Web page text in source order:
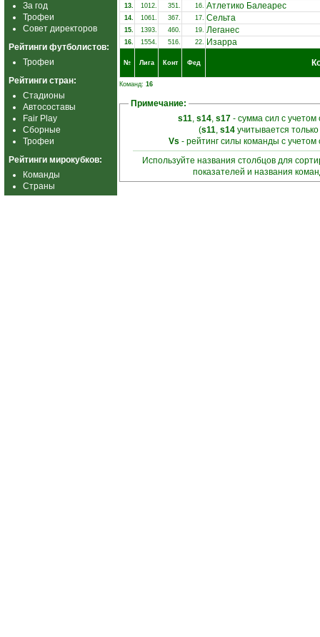
За год
Трофеи
Совет директоров
Рейтинги футболистов:
Трофеи
Рейтинги стран:
Стадионы
Автосоставы
Fair Play
Сборные
Трофеи
Рейтинги мирокубков:
Команды
Страны
13. 1012. 351. 16. Атлетико Балеарес
14. 1061. 367. 17. Сельта
15. 1393. 460. 19. Леганес
16. 1554. 516. 22. Изарра
№ Лига Конт Фед
Команд: 16
Примечание:
s11, s14, s17- сумма сил с учетом
(s11, s14 учитывается
Vs - рейтинг силы команды с
Используйте названия столбцов для
показателей и названия